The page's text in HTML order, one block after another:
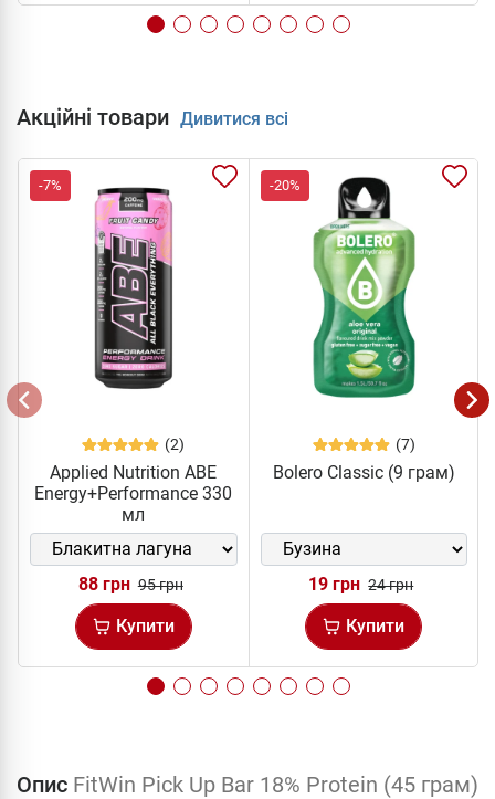
Акційні товари Дивитися всі
-7%
(2)
Applied Nutrition ABE
Energy+Performance 330
мл
88 грн 95 грн
Купити
-20%
(7)
Bolero Classic (9 грам)
19 грн 24 грн
Купити
Опис FitWin Pick Up Bar 18% Protein (45 грам)